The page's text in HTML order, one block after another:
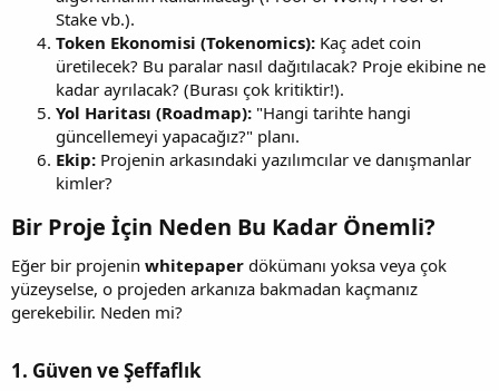
Stake vb.).
Token Ekonomisi (Tokenomics): Kaç adet coin
üretilecek? Bu paralar nasıl dağıtılacak? Proje ekibine ne
kadar ayrılacak? (Burası çok kritiktir!).
Yol Haritası (Roadmap): "Hangi tarihte hangi
güncellemeyi yapacağız?" planı.
Ekip: Projenin arkasındaki yazılımcılar ve danışmanlar
kimler?
Bir Proje İçin Neden Bu Kadar Önemli?​
Eğer bir projenin whitepaper dökümanı yoksa veya çok
yüzeyselse, o projeden arkanıza bakmadan kaçmanız
gerekebilir. Neden mi?
1. Güven ve Şeffaflık​